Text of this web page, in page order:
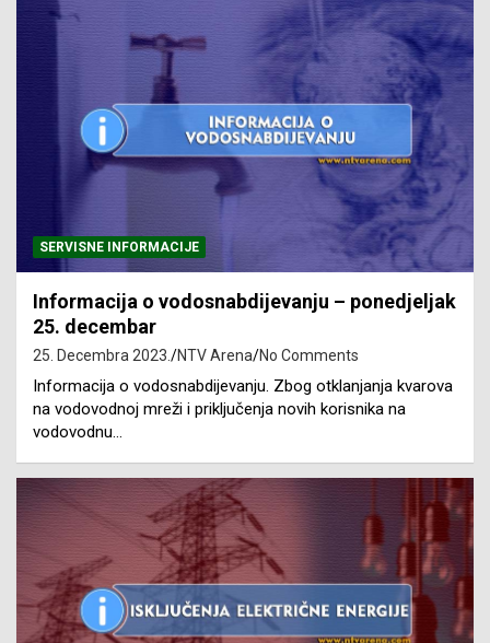
SERVISNE INFORMACIJE
Informacija o vodosnabdijevanju – ponedjeljak
25. decembar
25. Decembra 2023. NTV Arena No Comments
Informacija o vodosnabdijevanju. Zbog otklanjanja kvarova
na vodovodnoj mreži i priključenja novih korisnika na
vodovodnu…